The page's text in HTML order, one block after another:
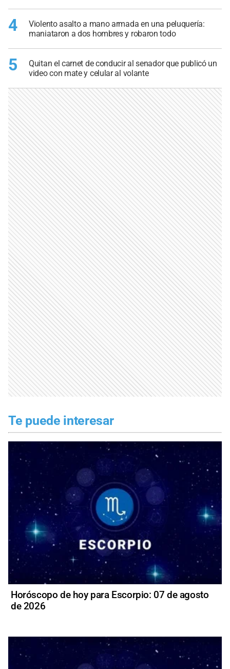
4
Violento asalto a mano armada en una peluquería:
maniataron a dos hombres y robaron todo
5
Quitan el carnet de conducir al senador que publicó un
video con mate y celular al volante
Te puede interesar
Horóscopo de hoy para Escorpio: 07 de agosto
de 2026